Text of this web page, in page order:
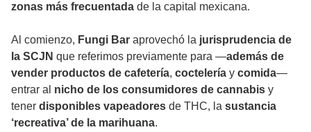
zonas más frecuentada de la capital mexicana.
Al comienzo, Fungi Bar aprovechó la jurisprudencia de
la SCJN que referimos previamente para —además de
vender productos de cafetería, coctelería y comida—
entrar al nicho de los consumidores de cannabis y
tener disponibles vapeadores de THC, la sustancia
‘recreativa’ de la marihuana.